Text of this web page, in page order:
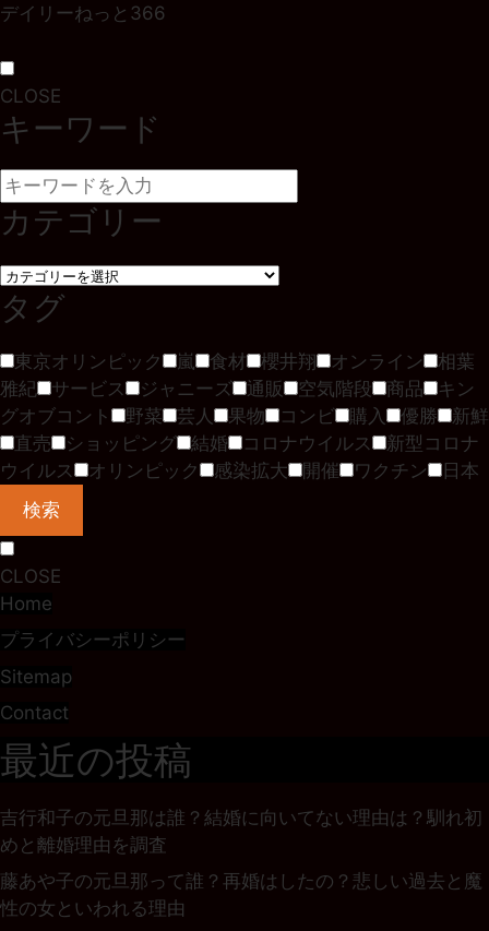
デイリーねっと366
CLOSE
キーワード
カテゴリー
タグ
東京オリンピック 嵐 食材 櫻井翔 オンライン
相葉
雅紀
サービス ジャニーズ 通販 空気階段 商品
キン
グオブコント
野菜 芸人 果物 コンビ 購入 優勝
新鮮
直売
ショッピング 結婚 コロナウイルス
新型コロナ
ウイルス
オリンピック 感染拡大 開催 ワクチン
日本
検索
CLOSE
Home
プライバシーポリシー
Sitemap
Contact
最近の投稿
吉行和子の元旦那は誰？結婚に向いてない理由は？馴れ初
めと離婚理由を調査
藤あや子の元旦那って誰？再婚はしたの？悲しい過去と魔
性の女といわれる理由